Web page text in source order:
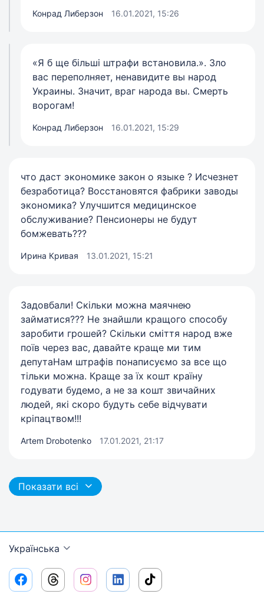
Конрад Либерзон 16.01.2021, 15:26
«Я б ще більші штрафи встановила.». Зло
вас переполняет, ненавидите вы народ
Украины. Значит, враг народа вы. Смерть
ворогам!
Конрад Либерзон 16.01.2021, 15:29
что даст экономике закон о языке ? Исчезнет
безработица? Восстановятся фабрики заводы
экономика? Улучшится медицинское
обслуживание? Пенсионеры не будут
бомжевать???
Ирина Кривая 13.01.2021, 15:21
Задовбали! Скільки можна маячнею
займатися??? Не знайшли кращого способу
заробити грошей? Скільки сміття народ вже
поїв через вас, давайте краще ми тим
депутаНам штрафів понаписуємо за все що
тільки можна. Краще за їх кошт країну
годувати будемо, а не за кошт звичайних
людей, які скоро будуть себе відчувати
кріпацтвом!!!
Artem Drobotenko 17.01.2021, 21:17
Показати всі
Українська